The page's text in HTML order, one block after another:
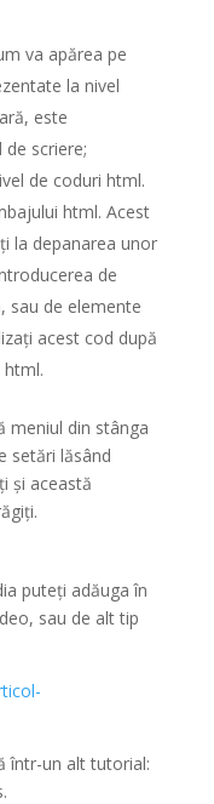
va apărea pe
la nivel
este
scriere;
de coduri html.
html. Acest
la depanarea unor
de
sau de elemente
acest cod după
meniul din stânga
setări lăsând
și această
puteți adăuga în
sau de alt tip
într-un alt tutorial: